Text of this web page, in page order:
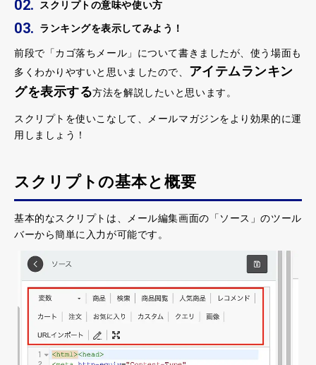
スクリプトの意味や使い方
ランキングを表示してみよう！
前段で「カゴ落ちメール」について書きましたが、使う場面も
多くわかりやすいと思いましたので、 アイテムランキン
グを表示する方法を解説したいと思います。
スクリプトを使いこなして、メールマガジンをより効果的に運
用しましょう！
スクリプトの基本と概要
基本的なスクリプトは、メール編集画面の「ソース」のツール
バーから簡単に入力が可能です。